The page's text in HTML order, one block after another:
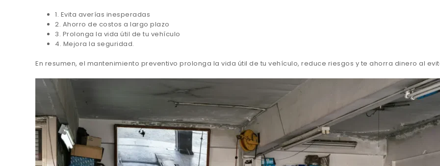
1. Evita averías inesperadas
2. Ahorro de costos a largo plazo
3. Prolonga la vida útil de tu vehículo
4. Mejora la seguridad.
En resumen, el mantenimiento preventivo prolonga la vida útil de tu vehículo, reduce riesgos y te ahorra dinero al